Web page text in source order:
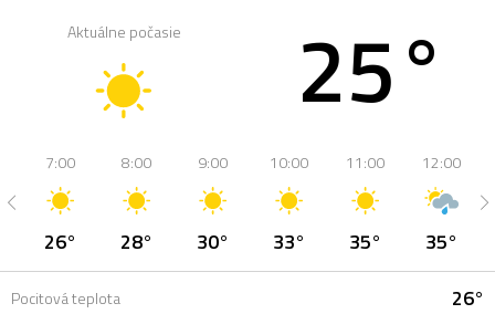
Aktuálne počasie 25°
7:00
26°
8:00
28°
9:00
30°
10:00
33°
11:00
35°
12:00
35°
Pocitová teplota 26°